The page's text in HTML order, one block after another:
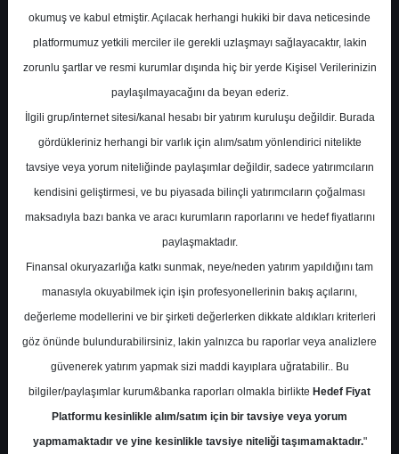
En Yüksek Tahmin
Ortalama Fiyat Tahmini
Ortalama Getiri Potansiyeli
Kurum Sayısı
6
3 1
Paralel
Get.
1 1
okumuş ve kabul etmiştir. Açılacak herhangi hukiki bir dava neticesinde
platformumuz yetkili merciler ile gerekli uzlaşmayı sağlayacaktır, lakin
zorunlu şartlar ve resmi kurumlar dışında hiç bir yerde Kişisel Verilerinizin
paylaşılmayacağını da beyan ederiz.
İlgili grup/internet sitesi/kanal hesabı bir yatırım kuruluşu değildir. Burada
gördükleriniz herhangi bir varlık için alım/satım yönlendirici nitelikte
tavsiye veya yorum niteliğinde paylaşımlar değildir, sadece yatırımcıların
kendisini geliştirmesi, ve bu piyasada bilinçli yatırımcıların çoğalması
maksadıyla bazı banka ve aracı kurumların raporlarını ve hedef fiyatlarını
paylaşmaktadır.
Finansal okuryazarlığa katkı sunmak, neye/neden yatırım yapıldığını tam
manasıyla okuyabilmek için işin profesyonellerinin bakış açılarını,
değerleme modellerini ve bir şirketi değerlerken dikkate aldıkları kriterleri
göz önünde bulundurabilirsiniz, lakin yalnızca bu raporlar veya analizlere
güvenerek yatırım yapmak sizi maddi kayıplara uğratabilir.. Bu
bilgiler/paylaşımlar kurum&banka raporları olmakla birlikte Hedef Fiyat
Platformu kesinlikle alım/satım için bir tavsiye veya yorum
yapmamaktadır ve yine kesinlikle tavsiye niteliği taşımamaktadır."